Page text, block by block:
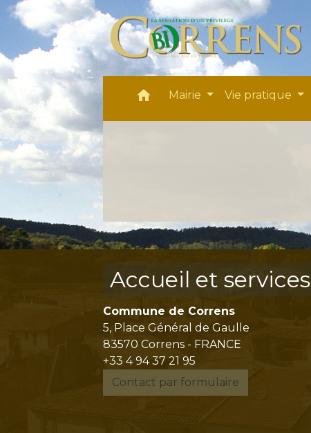
home Mairie Vie pratique
Accueil et services
Commune de Correns
5, Place Général de Gaulle
83570 Correns - FRANCE
+33 4 94 37 21 95
Contact par formulaire